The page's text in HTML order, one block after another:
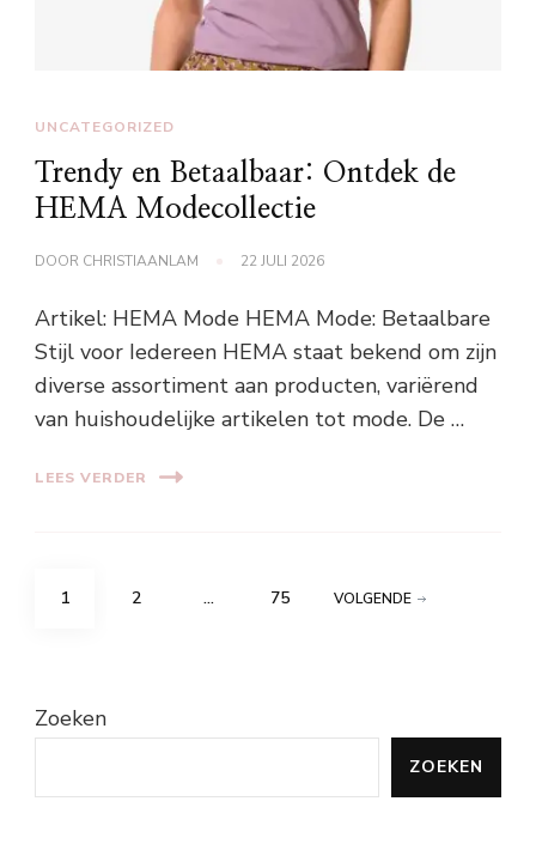
UNCATEGORIZED
Trendy en Betaalbaar: Ontdek de
HEMA Modecollectie
DOOR CHRISTIAANLAM 22 JULI 2026
Artikel: HEMA Mode HEMA Mode: Betaalbare
Stijl voor Iedereen HEMA staat bekend om zijn
diverse assortiment aan producten, variërend
van huishoudelijke artikelen tot mode. De …
LEES VERDER
Berichten
PAGINA
1 PAGINA
2 … PAGINA
75 VOLGENDE
Zoeken
ZOEKEN